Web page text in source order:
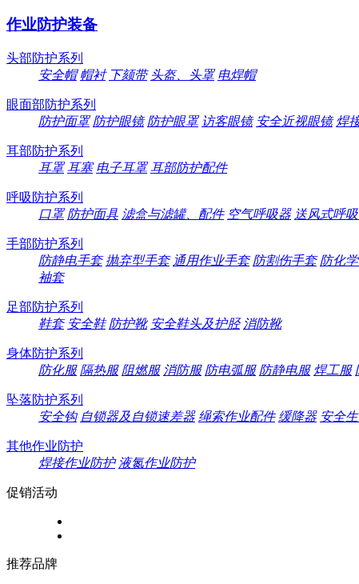
作业防护装备
头部防护系列
安全帽 帽衬 下颏带 头盔、头罩 电焊帽
眼面部防护系列
防护面罩 防护眼镜 防护眼罩 访客眼镜 安全近视眼镜 焊
耳部防护系列
耳罩 耳塞 电子耳罩 耳部防护配件
呼吸防护系列
口罩 防护面具 滤盒与滤罐、配件 空气呼吸器 送风式呼
手部防护系列
防静电手套 抛弃型手套 通用作业手套 防割伤手套 防化
袖套
足部防护系列
鞋套 安全鞋 防护靴 安全鞋头及护胫 消防靴
身体防护系列
防化服 隔热服 阻燃服 消防服 防电弧服 防静电服 焊工服
坠落防护系列
安全钩 自锁器及自锁速差器 绳索作业配件 缓降器 安全
其他作业防护
焊接作业防护 液氮作业防护
促销活动
推荐品牌